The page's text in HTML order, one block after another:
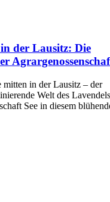
der Lausitz: Die
in der Lausitz – der
Welt des
See in diesem